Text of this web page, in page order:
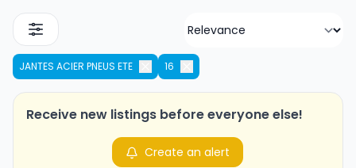
JANTES ACIER PNEUS ETE 16
Receive new listings before everyone else!
Create an alert